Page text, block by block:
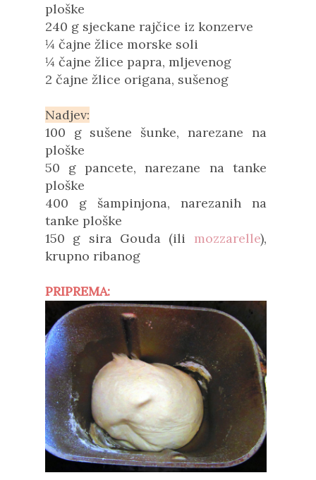
ploške
240 g sjeckane rajčice iz konzerve
¼ čajne žlice morske soli
¼ čajne žlice papra, mljevenog
2 čajne žlice origana, sušenog
Nadjev:
100 g sušene šunke, narezane na
ploške
50 g pancete, narezane na tanke
ploške
400 g šampinjona, narezanih na
tanke ploške
150 g sira Gouda (ili mozzarelle),
krupno ribanog
PRIPREMA: